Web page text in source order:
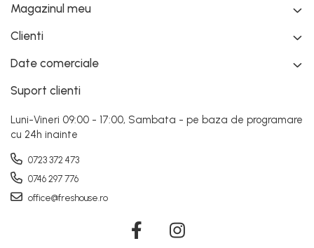
Magazinul meu
Clienti
Date comerciale
Suport clienti
Luni-Vineri 09:00 - 17:00, Sambata - pe baza de programare
cu 24h inainte
0723 372 473
0746 297 776
office@freshouse.ro